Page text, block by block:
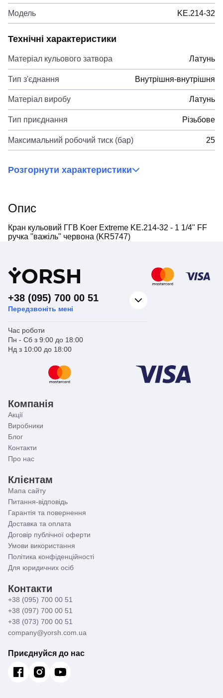
Модель KE.214-32
Технічні характеристики
Матеріал кульового затвора Латунь
Тип з'єднання Внутрішня-внутрішня
Матеріал виробу Латунь
Тип приєднання Різьбове
Максимальний робочий тиск (бар) 25
Розгорнути характеристики
Опис
Кран кульовий ГГВ Koer Extreme KE.214-32 - 1 1/4" FF
ручка "важіль" червона (KR5747)
YORSH
+38 (095) 700 00 51
Передзвоніть мені
Час роботи
Пн - Сб з 9:00 до 18:00
Нд з 10:00 до 18:00
Компанія
Акції
Виробники
Блог
Контакти
Про нас
Клієнтам
Мапа сайту
Питання-відповідь
Гарантія та повернення
Доставка та оплата
Договір публічної оферти
Умови використання
Політика конфіденційності
Для юридичних осіб
Контакти
+38 (095) 700 00 51
+38 (097) 700 00 51
+38 (073) 700 00 51
company@yorsh.com.ua
Приєднуйся до нас